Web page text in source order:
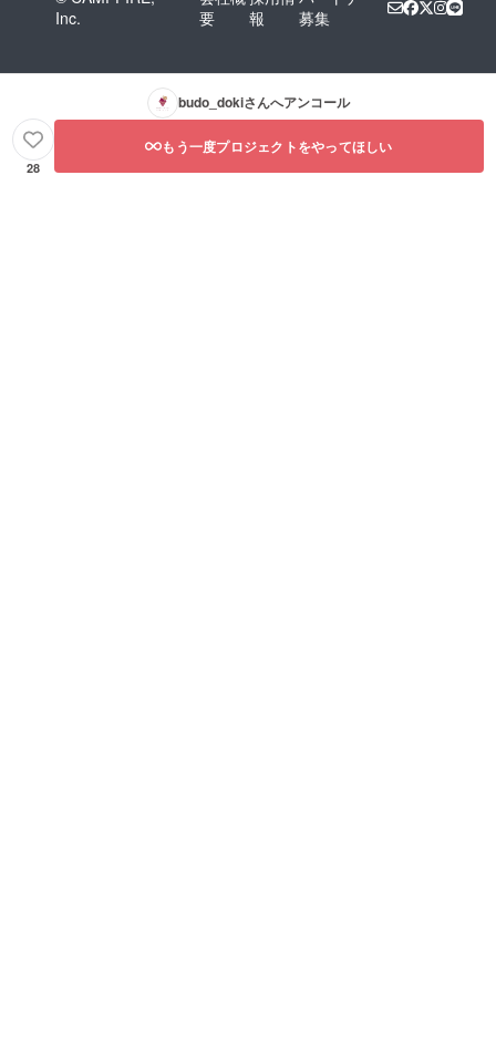
Inc.
要
報
募集
budo_dokiさんへアンコール
28
もう一度プロジェクトをやってほしい